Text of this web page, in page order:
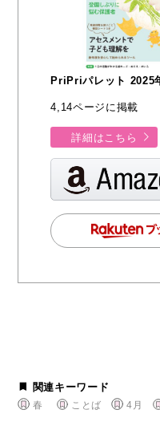
PriPriパレット 2025
4,14ページに掲載
詳細はこちら
関連キーワード
春 ことば 4月